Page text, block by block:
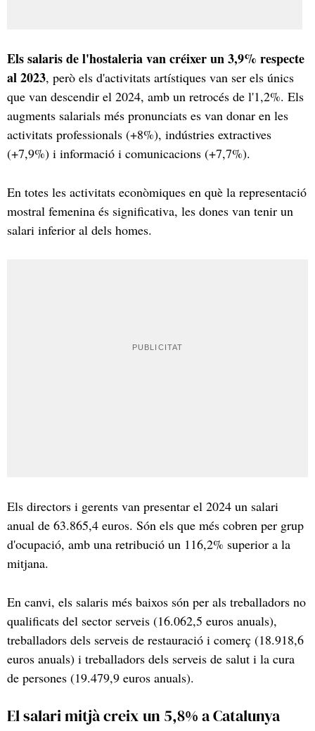
Els salaris de l'hostaleria van créixer un 3,9% respecte
al 2023, però els d'activitats artístiques van ser els únics
que van descendir el 2024, amb un retrocés de l'1,2%. Els
augments salarials més pronunciats es van donar en les
activitats professionals (+8%), indústries extractives
(+7,9%) i informació i comunicacions (+7,7%).
En totes les activitats econòmiques en què la representació
mostral femenina és significativa, les dones van tenir un
salari inferior al dels homes.
Els directors i gerents van presentar el 2024 un salari
anual de 63.865,4 euros. Són els que més cobren per grup
d'ocupació, amb una retribució un 116,2% superior a la
mitjana.
En canvi, els salaris més baixos són per als treballadors no
qualificats del sector serveis (16.062,5 euros anuals),
treballadors dels serveis de restauració i comerç (18.918,6
euros anuals) i treballadors dels serveis de salut i la cura
de persones (19.479,9 euros anuals).
El salari mitjà creix un 5,8% a Catalunya